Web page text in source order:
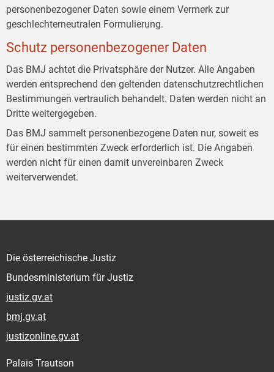
personenbezogener Daten sowie einem Vermerk zur
geschlechterneutralen Formulierung.
Schutz personenbezogener Daten
Das BMJ achtet die Privatsphäre der Nutzer. Alle Angaben
werden entsprechend den geltenden datenschutzrechtlichen
Bestimmungen vertraulich behandelt. Daten werden nicht an
Dritte weitergegeben.
Das BMJ sammelt personenbezogene Daten nur, soweit es
für einen bestimmten Zweck erforderlich ist. Die Angaben
werden nicht für einen damit unvereinbaren Zweck
weiterverwendet.
Die österreichische Justiz
Bundesministerium für Justiz
justiz.gv.at
bmj.gv.at
justizonline.gv.at
Palais Trautson